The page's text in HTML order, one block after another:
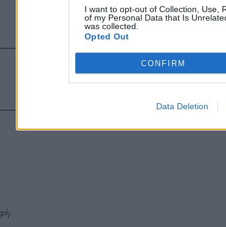
I want to opt-out of Collection, Use,
of my Personal Data that Is
was collected.
Opted Out
CONFIRM
Data Deletion
Ακολουθήστε το OLAFAQ
στο Google News
.